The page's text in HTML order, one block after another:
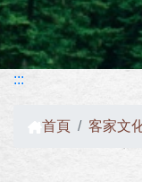
:::
首頁 客家文